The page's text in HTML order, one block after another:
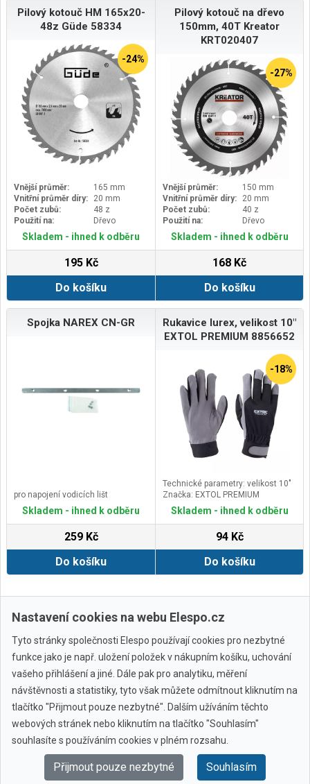
Pilový kotouč HM 165x20-
48z Güde 58334
-24%
Vnější průměr:
165 mm
Vnitřní průměr díry:
20 mm
Počet zubů:
48 z
Použití na:
Dřevo
Skladem - ihned k odběru
195 Kč
Do košíku
Pilový kotouč na dřevo
150mm, 40T Kreator
KRT020407
-27%
Vnější průměr:
150 mm
Vnitřní průměr díry:
20 mm
Počet zubů:
40 z
Použití na:
Dřevo
Skladem - ihned k odběru
168 Kč
Do košíku
Spojka NAREX CN-GR
pro napojení vodicích lišt
Skladem - ihned k odběru
259 Kč
Do košíku
Rukavice lurex, velikost 10"
EXTOL PREMIUM 8856652
-18%
Technické parametry: velikost 10"
Značka: EXTOL PREMIUM
Skladem - ihned k odběru
94 Kč
Do košíku
Další › Poslední »
Všechny značky
© 2010 - 2026 Elespo.cz
Nastavení cookies na webu Elespo.cz
Tyto stránky společnosti Elespo používají cookies pro nezbytné
funkce jako je např. uložení položek v nákupním košíku, uchování
vašeho přihlášení a jiné. Dále pak pro analytiku, měření
návštěvnosti a statistiky, tyto však můžete odmítnout kliknutím na
tlačítko "Přijmout pouze nezbytné". Dalším užíváním těchto
webových stránek nebo kliknutím na tlačítko "Souhlasím"
souhlasíte s používáním cookies v plném rozsahu.
Přijmout pouze nezbytné Souhlasím